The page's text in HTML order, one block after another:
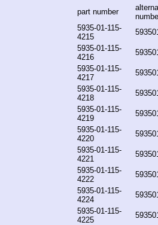
part number
5935-01-115-
4215
5935-01-115-
4216
5935-01-115-
4217
5935-01-115-
4218
5935-01-115-
4219
5935-01-115-
4220
5935-01-115-
4221
5935-01-115-
4222
5935-01-115-
4224
5935-01-115-
4225